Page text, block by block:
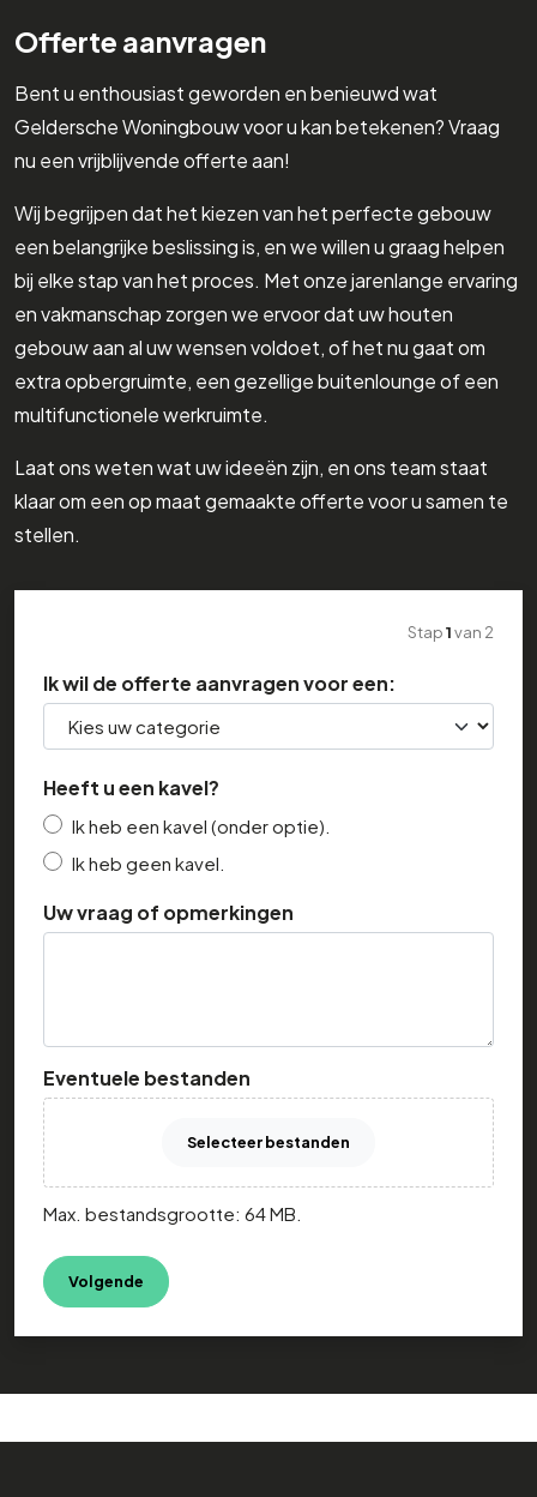
Offerte aanvragen
Bent u enthousiast geworden en benieuwd wat
Geldersche Woningbouw voor u kan betekenen? Vraag
nu een vrijblijvende offerte aan!
Wij begrijpen dat het kiezen van het perfecte gebouw
een belangrijke beslissing is, en we willen u graag helpen
bij elke stap van het proces. Met onze jarenlange ervaring
en vakmanschap zorgen we ervoor dat uw houten
gebouw aan al uw wensen voldoet, of het nu gaat om
extra opbergruimte, een gezellige buitenlounge of een
multifunctionele werkruimte.
Laat ons weten wat uw ideeën zijn, en ons team staat
klaar om een op maat gemaakte offerte voor u samen te
stellen.
Stap1van 2
Ik wil de offerte aanvragen voor een:
Heeft u een kavel?
Ik heb een kavel (onder optie).
Ik heb geen kavel.
Uw vraag of opmerkingen
Eventuele bestanden
Selecteer bestanden
Max. bestandsgrootte: 64 MB.